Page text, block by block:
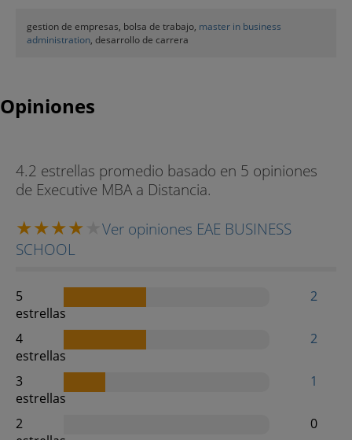
gestion de empresas, bolsa de trabajo, master in business
administration, desarrollo de carrera
Opiniones
4.2 estrellas promedio basado en 5 opiniones
de Executive MBA a Distancia.
Ver opiniones EAE BUSINESS
SCHOOL
5
estrellas
2
4
estrellas
2
3
estrellas
1
2
0